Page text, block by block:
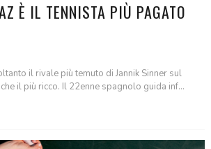
È IL TENNISTA PIÙ PAGATO
il rivale più temuto di Jannik Sinner sul
il più ricco. Il 22enne spagnolo guida inf...